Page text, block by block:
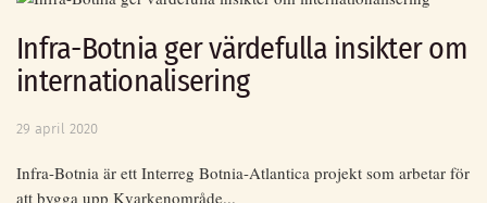
Infra-Botnia ger värdefulla insikter om
internationalisering
29 april 2020
Infra-Botnia är ett Interreg Botnia-Atlantica projekt som arbetar för
att bygga upp Kvarkenområde...